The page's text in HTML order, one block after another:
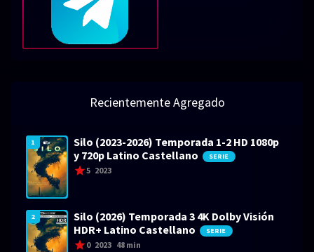
Recientemente Agregado
1
Silo (2023-2026) Temporada 1-2 HD 1080p
y 720p Latino Castellano
SERIE
5 2023
2
Silo (2026) Temporada 3 4K Dolby Visión
HDR+ Latino Castellano
SERIE
0 2023 48 min